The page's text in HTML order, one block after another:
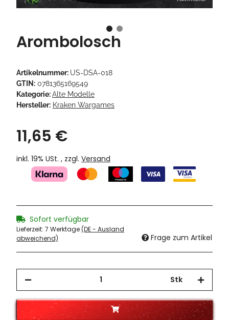
Arombolosch
Artikelnummer: US-DSA-018
GTIN: 0781365169549
Kategorie:Alte Modelle
Hersteller: Kraken Wargames
11,65 €
inkl. 19% USt. , zzgl. Versand
Sofort verfügbar
Lieferzeit: 7 Werktage(DE - Ausland
abweichend)
Frage zum Artikel
Stk